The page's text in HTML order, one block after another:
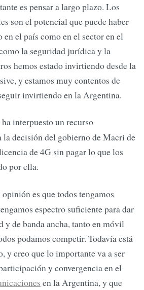
es pensar a largo plazo. Los
son el potencial que puede haber
en el país como en el sector en el
la seguridad jurídica y la
hemos estado invirtiendo desde la
y estamos muy contentos de
invirtiendo en la Argentina.
interpuesto un recurso
decisión del gobierno de Macri de
de 4G sin pagar lo que los
por ella.
es que todos tengamos
espectro suficiente para dar
y de banda ancha, tanto en móvil
podamos competir. Todavía está
y creo que lo importante va a ser
y convergencia en el
en la Argentina, y que